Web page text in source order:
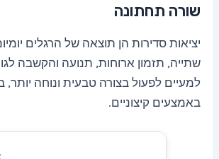
שורה תחתונה
יציאות סדירות הן תוצאה של הרגלים
שתייה, תזמון ארוחות, תנועה והקשבה
למעיים לפעול בצורה טבעית ונוחה יותר,
באמצעים קיצוניים.